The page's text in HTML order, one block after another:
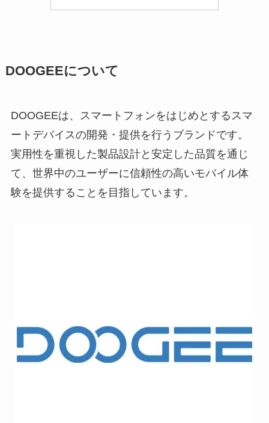
DOOGEEについて
DOOGEEは、スマートフォンをはじめとするスマ
ートデバイスの開発・提供を行うブランドです。
実用性を重視した製品設計と安定した品質を通じ
て、世界中のユーザーに信頼性の高いモバイル体
験を提供することを目指しています。